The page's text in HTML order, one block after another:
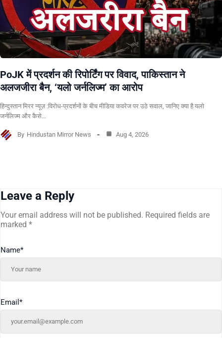
PoJK में प्रदर्शन की रिपोर्टिंग पर विवाद, पाकिस्तान ने
अलजजीरा बैन, ‘यलो जर्नलिज्म’ का आरोप
हिन्दुस्तान मिरर न्यूज़ :विरोध-प्रदर्शनों के बीच मीडिया कवरेज पर उठे सवाल, जानिए क्या है यलो
जर्नलिज्म और कैसे…
By Hindustan Mirror News Aug 4, 2026
Leave a Reply
Your email address will not be published. Required fields are
marked *
Name*
Email *